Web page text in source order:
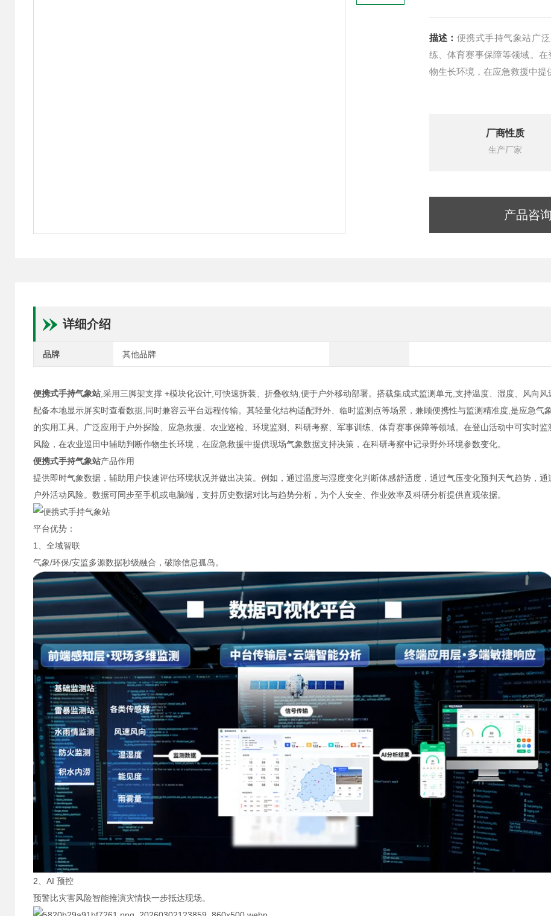
描述： 便携式手持气象站广
练、体育赛事保障等领域。
物生长环境，在应急救援中提
厂商性质
生产厂家
产品咨询
详细介绍
品牌 其他品牌
便携式手持气象站 ,采用三脚架支撑 +模块化设计,可快速拆装、折叠收纳,便于户外移动部署。搭载集成式监测单元,支持温度、湿度、风向风
配备本地显示屏实时查看数据,同时兼容云平台远程传输。其轻量化结构适配野外、临时监测点等场景，兼顾便携性与监测精准度,是应急气
的实用工具。广泛应用于户外探险、应急救援、农业巡检、环境监测、科研考察、军事训练、体育赛事保障等领域。在登山活动中可实时
风险，在农业巡田中辅助判断作物生长环境，在应急救援中提供现场气象数据支持决策，在科研考察中记录野外环境参数变化。
便携式手持气象站产品作用
提供即时气象数据，辅助用户快速评估环境状况并做出决策。例如，通过温度与湿度变化判断体感舒适度，通过气压变化预判天气趋势，
户外活动风险。数据可同步至手机或电脑端，支持历史数据对比与趋势分析，为个人安全、作业效率及科研分析提供直观依据。
平台优势：
1、全域智联
气象/环保/安监多源数据秒级融合，破除信息孤岛。
2、AI 预控
预警比灾害风险智能推演灾情快一步抵达现场。